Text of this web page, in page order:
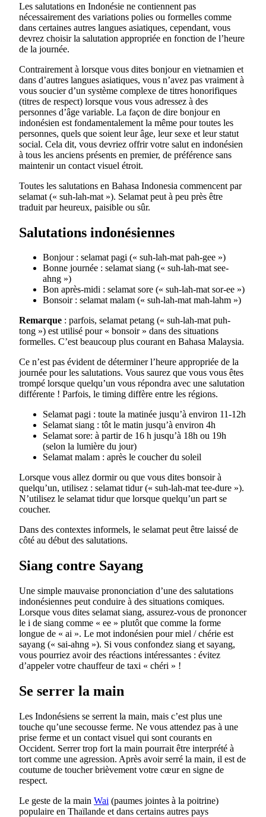
Les salutations en Indonésie ne contiennent pas
nécessairement des variations polies ou formelles comme
dans certaines autres langues asiatiques, cependant, vous
devrez choisir la salutation appropriée en fonction de l’heure
de la journée.
Contrairement à lorsque vous dites bonjour en vietnamien et
dans d’autres langues asiatiques, vous n’avez pas vraiment à
vous soucier d’un système complexe de titres honorifiques
(titres de respect) lorsque vous vous adressez à des
personnes d’âge variable. La façon de dire bonjour en
indonésien est fondamentalement la même pour toutes les
personnes, quels que soient leur âge, leur sexe et leur statut
social. Cela dit, vous devriez offrir votre salut en indonésien
à tous les anciens présents en premier, de préférence sans
maintenir un contact visuel étroit.
Toutes les salutations en Bahasa Indonesia commencent par
selamat (« suh-lah-mat »). Selamat peut à peu près être
traduit par heureux, paisible ou sûr.
Salutations indonésiennes
Bonjour : selamat pagi (« suh-lah-mat pah-gee »)
Bonne journée : selamat siang (« suh-lah-mat see-
ahng »)
Bon après-midi : selamat sore (« suh-lah-mat sor-ee »)
Bonsoir : selamat malam (« suh-lah-mat mah-lahm »)
Remarque : parfois, selamat petang (« suh-lah-mat puh-
tong ») est utilisé pour « bonsoir » dans des situations
formelles. C’est beaucoup plus courant en Bahasa Malaysia.
Ce n’est pas évident de déterminer l’heure appropriée de la
journée pour les salutations. Vous saurez que vous vous êtes
trompé lorsque quelqu’un vous répondra avec une salutation
différente ! Parfois, le timing diffère entre les régions.
Selamat pagi : toute la matinée jusqu’à environ 11-12h
Selamat siang : tôt le matin jusqu’à environ 4h
Selamat sore: à partir de 16 h jusqu’à 18h ou 19h
(selon la lumière du jour)
Selamat malam : après le coucher du soleil
Lorsque vous allez dormir ou que vous dites bonsoir à
quelqu’un, utilisez : selamat tidur (« suh-lah-mat tee-dure »).
N’utilisez le selamat tidur que lorsque quelqu’un part se
coucher.
Dans des contextes informels, le selamat peut être laissé de
côté au début des salutations.
Siang contre Sayang
Une simple mauvaise prononciation d’une des salutations
indonésiennes peut conduire à des situations comiques.
Lorsque vous dites selamat siang, assurez-vous de prononcer
le i de siang comme « ee » plutôt que comme la forme
longue de « ai ». Le mot indonésien pour miel / chérie est
sayang (« sai-ahng »). Si vous confondez siang et sayang,
vous pourriez avoir des réactions intéressantes : évitez
d’appeler votre chauffeur de taxi « chéri » !
Se serrer la main
Les Indonésiens se serrent la main, mais c’est plus une
touche qu’une secousse ferme. Ne vous attendez pas à une
prise ferme et un contact visuel qui sont courants en
Occident. Serrer trop fort la main pourrait être interprété à
tort comme une agression. Après avoir serré la main, il est de
coutume de toucher brièvement votre cœur en signe de
respect.
Le geste de la main Wai (paumes jointes à la poitrine)
populaire en Thaïlande et dans certains autres pays